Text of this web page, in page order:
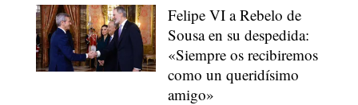
Felipe VI a Rebelo de
Sousa en su despedida:
«Siempre os recibiremos
como un queridísimo
amigo»